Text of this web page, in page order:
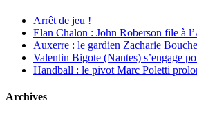
Arrêt de jeu !
Elan Chalon : John Roberson file à
Auxerre : le gardien Zacharie
Valentin Bigote (Nantes) s’engage
Handball : le pivot Marc Poletti
Archives